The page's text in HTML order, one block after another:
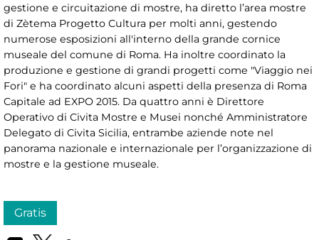
gestione e circuitazione di mostre, ha diretto l’area mostre
di Zètema Progetto Cultura per molti anni, gestendo
numerose esposizioni all'interno della grande cornice
museale del comune di Roma. Ha inoltre coordinato la
produzione e gestione di grandi progetti come "Viaggio nei
Fori" e ha coordinato alcuni aspetti della presenza di Roma
Capitale ad EXPO 2015. Da quattro anni è Direttore
Operativo di Civita Mostre e Musei nonché Amministratore
Delegato di Civita Sicilia, entrambe aziende note nel
panorama nazionale e internazionale per l’organizzazione di
mostre e la gestione museale.
Gratis